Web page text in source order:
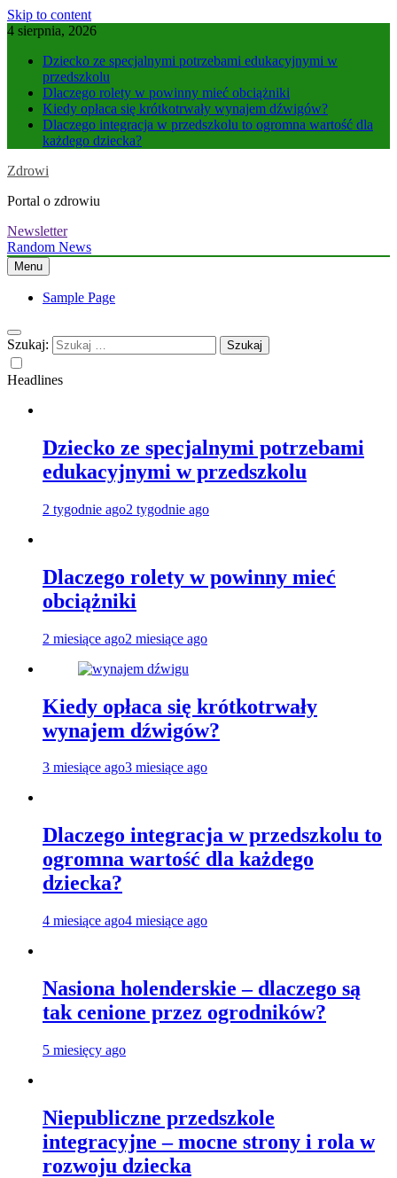
Skip to content
4 sierpnia, 2026
Dziecko ze specjalnymi potrzebami edukacyjnymi w
przedszkolu
Dlaczego rolety w powinny mieć obciążniki
Kiedy opłaca się krótkotrwały wynajem dźwigów?
Dlaczego integracja w przedszkolu to ogromna wartość dla
każdego dziecka?
Zdrowi
Portal o zdrowiu
Newsletter
Random News
Menu
Sample Page
Szukaj:
Headlines
Dziecko ze specjalnymi potrzebami
edukacyjnymi w przedszkolu
2 tygodnie ago2 tygodnie ago
Dlaczego rolety w powinny mieć
obciążniki
2 miesiące ago2 miesiące ago
Kiedy opłaca się krótkotrwały
wynajem dźwigów?
3 miesiące ago3 miesiące ago
Dlaczego integracja w przedszkolu to
ogromna wartość dla każdego
dziecka?
4 miesiące ago4 miesiące ago
Nasiona holenderskie – dlaczego są
tak cenione przez ogrodników?
5 miesięcy ago
Niepubliczne przedszkole
integracyjne – mocne strony i rola w
rozwoju dziecka